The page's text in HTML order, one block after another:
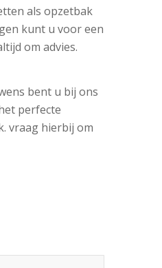
als opzetbak
kunt u voor een
om advies.
bent u bij ons
perfecte
vraag hierbij om